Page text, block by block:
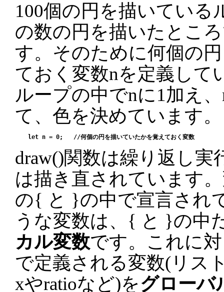
100個の円を描いている
の数の円を描いたとこ
す。そのために何個の
ておく変数nを定義して
ループの中でnに1加え
て、色を決めています。
draw()関数は繰り返し実
は描き直されています
の{ と }の中で宣言され
うな変数は、{ と }の中
カル変数です。これに
で定義される変数(リス
xやratioなど)をグローバ